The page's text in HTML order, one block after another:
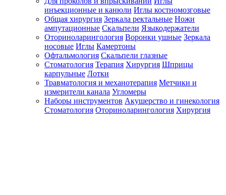
инъекционные и канюли Иглы костномозговые
Общая хирургия Зеркала ректальные Ножи
ампутационные Скальпели Языкодержатели
Оториноларингология Воронки ушные Зеркала
носовые Иглы Камертоны
Офтальмология Скальпели глазные
Стоматология Терапия Хирургия Шприцы
карпульные Лотки
Травматология и механотерапия Метчики и
измерители канала Угломеры
Наборы инструментов Акушерство и гинекология
Стоматология Оториноларингология Хирургия